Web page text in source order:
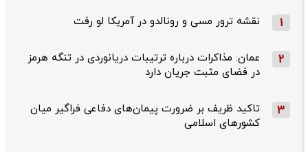
1 نقشه ترور مسی و رونالدو در آمریکا لو رفت
2
عمان: مذاکرات درباره ترتیبات دریانوردی در تنگه هرمز
در فضای مثبت جریان دارد
3
تاکید ظریف بر ضرورت پیمان‌های دفاعی فراگیر میان
کشورهای اسلامی